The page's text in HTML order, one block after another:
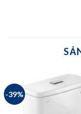
-39%